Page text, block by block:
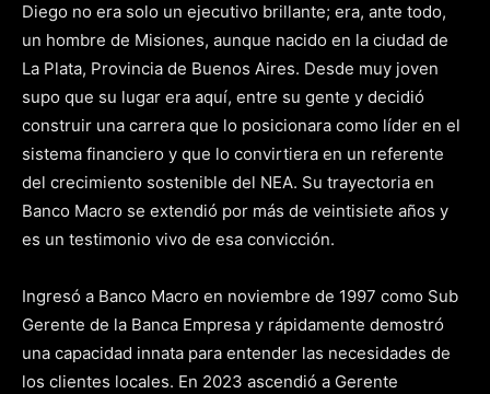
Diego no era solo un ejecutivo brillante; era, ante todo,
un hombre de Misiones, aunque nacido en la ciudad de
La Plata, Provincia de Buenos Aires. Desde muy joven
supo que su lugar era aquí, entre su gente y decidió
construir una carrera que lo posicionara como líder en el
sistema financiero y que lo convirtiera en un referente
del crecimiento sostenible del NEA. Su trayectoria en
Banco Macro se extendió por más de veintisiete años y
es un testimonio vivo de esa convicción.
Ingresó a Banco Macro en noviembre de 1997 como Sub
Gerente de la Banca Empresa y rápidamente demostró
una capacidad innata para entender las necesidades de
los clientes locales. En 2023 ascendió a Gerente